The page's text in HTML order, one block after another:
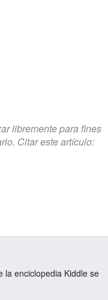
libremente para fines
Citar este artículo:
la enciclopedia Kiddle se